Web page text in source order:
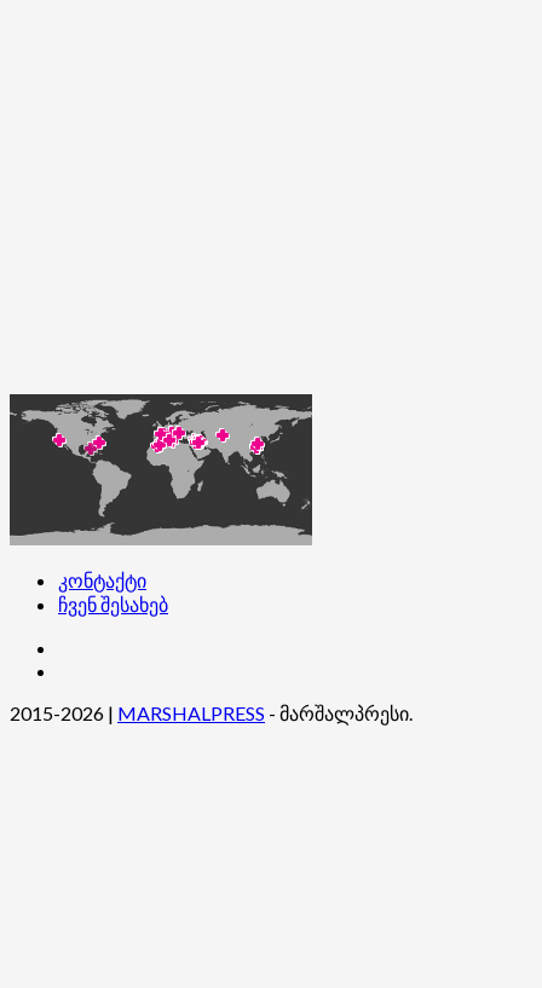
კონტაქტი
ჩვენ შესახებ
2015-2026 | MARSHALPRESS - მარშალპრესი.